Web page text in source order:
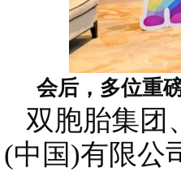
会后，多位重
双胞胎集团
(中国)有限公